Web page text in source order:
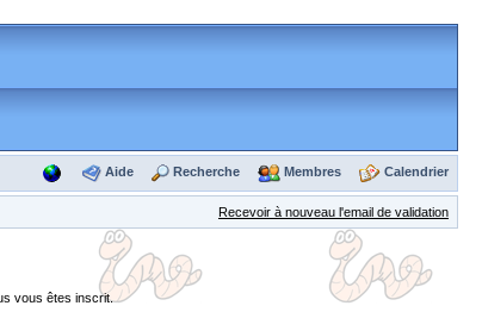
Aide Recherche Membres Calendrier
Recevoir à nouveau l'email de validation
vous êtes inscrit.